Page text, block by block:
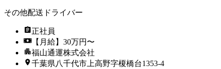
その他配送ドライバー
正社員
【月給】30万円〜
福山通運株式会社
千葉県八千代市上高野字榎橋台1353-4